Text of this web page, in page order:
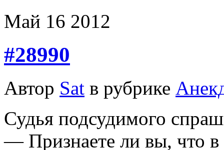
Май 16 2012
#28990
Автор Sat в рубрике
Судья подсудимого
— Признаете ли вы, что в